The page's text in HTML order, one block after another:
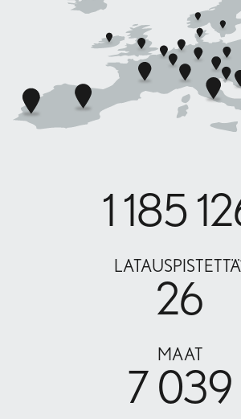
1 185
26
MAAT
7 039